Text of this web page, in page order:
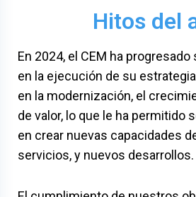
Hitos del
En 2024, el CEM ha
en la ejecución de su
en la modernización, el
de valor, lo que le ha permitido
en crear nuevas capacidades
servicios, y nuevos desarrollos.